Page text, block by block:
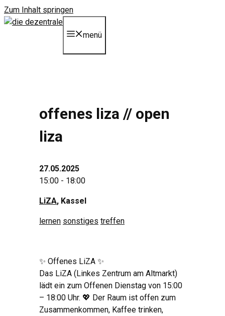
Zum Inhalt springen
menü
offenes liza // open
liza
27.05.2025
15:00 - 18:00
LiZA, Kassel
lernen sonstiges treffen
✨ Offenes LiZA ✨
Das LiZA (Linkes Zentrum am Altmarkt)
lädt ein zum Offenen Dienstag von 15:00
– 18:00 Uhr. 💖 Der Raum ist offen zum
Zusammenkommen, Kaffee trinken,